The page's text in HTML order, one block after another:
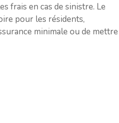
frais en cas de sinistre. Le
pour les résidents,
minimale ou de mettre